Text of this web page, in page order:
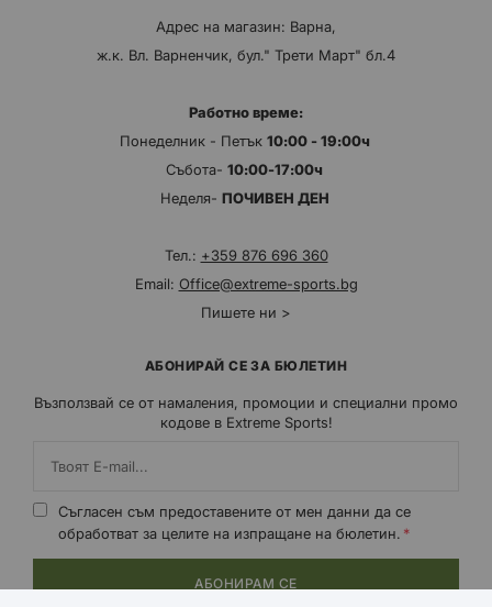
Адрес на магазин: Варна,
ж.к. Вл. Варненчик, бул." Трети Март" бл.4
Работно време:
Понеделник - Петък 10:00 - 19:00ч
Събота- 10:00-17:00ч
Неделя- ПОЧИВЕН ДЕН
Тел.: +359 876 696 360
Email: Office@extreme-sports.bg
Пишете ни >
АБОНИРАЙ СЕ ЗА БЮЛЕТИН
Възползвай се от намаления, промоции и специални промо
кодове в Extreme Sports!
Съгласен съм предоставените от мен данни да се
обработват за целите на изпращане на бюлетин.
АБОНИРАМ СЕ